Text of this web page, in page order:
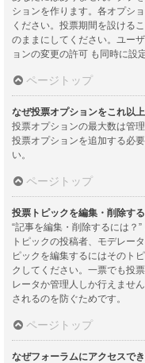
ションを作ります。各オプシ
ください。投票期間を設ける
のままにしてください。ユー
ョンの変更の許可 も同時に設
ページトップ
なぜ投票オプションをこれ以
投票オプションの最大数は管
投票オプションを追加する必
い。
ページトップ
投票トピックを編集・削除す
“記事を編集・削除するには？
トピックの投稿者、モデレー
ピックを編集するにはそのト
クしてください。一票でも投
レータか管理人しか行えませ
されるのを防ぐためです。
ページトップ
なぜフォーラムにアクセスで